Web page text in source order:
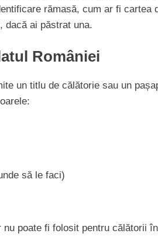
rămasă, cum ar fi cartea
dacă ai păstrat una.
României
un titlu de călătorie sau un
să le faci)
poate fi folosit pentru călătorii